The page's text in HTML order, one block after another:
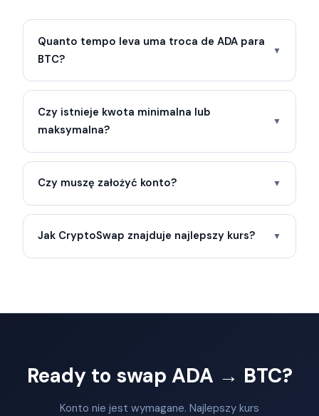
Quanto tempo leva uma troca de ADA para
BTC?
▼
Czy istnieje kwota minimalna lub
maksymalna?
▼
Czy muszę założyć konto? ▼
Jak CryptoSwap znajduje najlepszy kurs? ▼
Ready to swap ADA → BTC?
Konto nie jest wymagane. Najlepszy kurs